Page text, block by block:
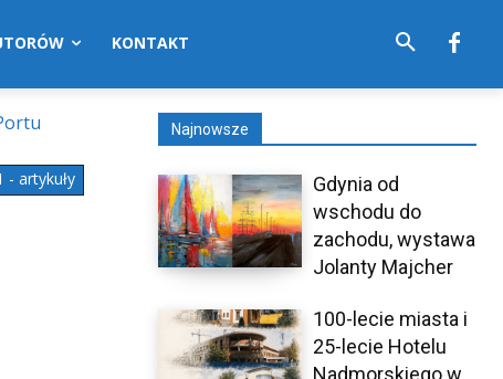
KONTAKT
- artykuły
Najnowsze
Gdynia od
wschodu do
zachodu, wystawa
Jolanty Majcher
100-lecie miasta i
25-lecie Hotelu
Nadmorskiego w